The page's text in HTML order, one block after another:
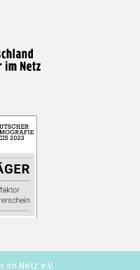
im Netz e.V.